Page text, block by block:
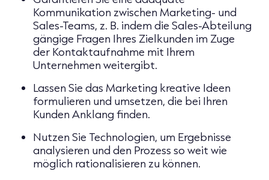
Kommunikation zwischen Marketing- und
Sales-Teams, z. B. indem die Sales-Abteilung
gängige Fragen Ihres Zielkunden im Zuge
der Kontaktaufnahme mit Ihrem
Unternehmen weitergibt.
Lassen Sie das Marketing kreative Ideen
formulieren und umsetzen, die bei Ihren
Kunden Anklang finden.
Nutzen Sie Technologien, um Ergebnisse
analysieren und den Prozess so weit wie
möglich rationalisieren zu können.